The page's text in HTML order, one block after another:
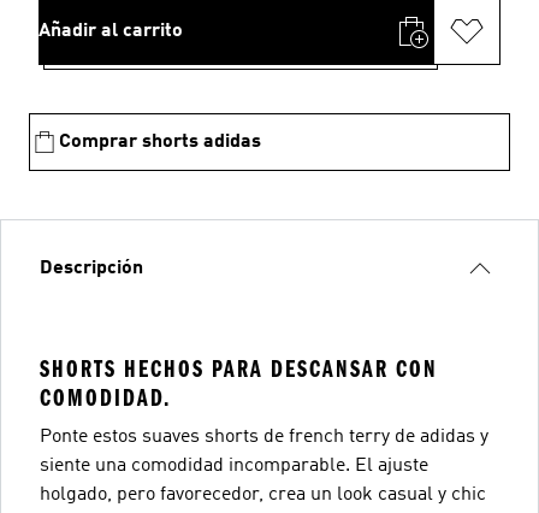
Añadir al carrito
Comprar shorts adidas
Descripción
SHORTS HECHOS PARA DESCANSAR CON
COMODIDAD.
Ponte estos suaves shorts de french terry de adidas y
siente una comodidad incomparable. El ajuste
holgado, pero favorecedor, crea un look casual y chic